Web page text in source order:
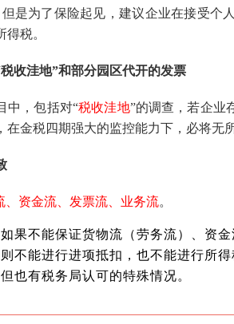
但是为了保险起见，建议企业在接受个
税。
收洼地”和部分园区代开的发票
中，包括对“税收洼地”的调查，若企业
在金税四期强大的监控能力下，必将无
、资金流、发票流、业务流。
果不能保证货物流（劳务流）、资
不能进行进项抵扣，也不能进行所
也有税务局认可的特殊情况。